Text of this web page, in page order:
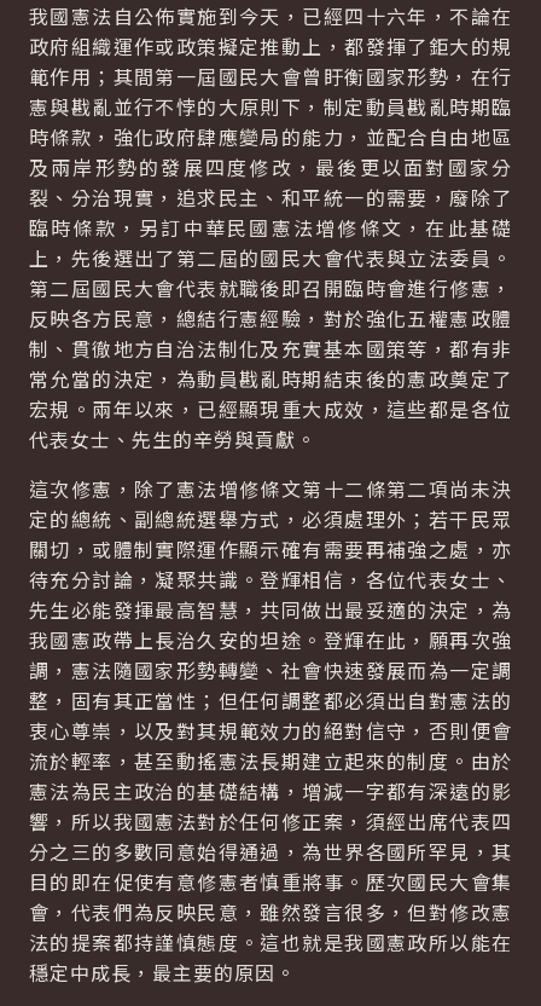
我國憲法自公佈實施到今天，已經四十六年，不論在
政府組織運作或政策擬定推動上，都發揮了鉅大的規
範作用；其間第一屆國民大會曾盱衡國家形勢，在行
憲與戡亂並行不悖的大原則下，制定動員戡亂時期臨
時條款，強化政府肆應變局的能力，並配合自由地區
及兩岸形勢的發展四度修改，最後更以面對國家分
裂、分治現實，追求民主、和平統一的需要，廢除了
臨時條款，另訂中華民國憲法增修條文，在此基礎
上，先後選出了第二屆的國民大會代表與立法委員。
第二屆國民大會代表就職後即召開臨時會進行修憲，
反映各方民意，總結行憲經驗，對於強化五權憲政體
制、貫徹地方自治法制化及充實基本國策等，都有非
常允當的決定，為動員戡亂時期結束後的憲政奠定了
宏規。兩年以來，已經顯現重大成效，這些都是各位
代表女士、先生的辛勞與貢獻。
這次修憲，除了憲法增修條文第十二條第二項尚未決
定的總統、副總統選舉方式，必須處理外；若干民眾
關切，或體制實際運作顯示確有需要再補強之處，亦
待充分討論，凝聚共識。登輝相信，各位代表女士、
先生必能發揮最高智慧，共同做出最妥適的決定，為
我國憲政帶上長治久安的坦途。登輝在此，願再次強
調，憲法隨國家形勢轉變、社會快速發展而為一定調
整，固有其正當性；但任何調整都必須出自對憲法的
衷心尊崇，以及對其規範效力的絕對信守，否則便會
流於輕率，甚至動搖憲法長期建立起來的制度。由於
憲法為民主政治的基礎結構，增減一字都有深遠的影
響，所以我國憲法對於任何修正案，須經出席代表四
分之三的多數同意始得通過，為世界各國所罕見，其
目的即在促使有意修憲者慎重將事。歷次國民大會集
會，代表們為反映民意，雖然發言很多，但對修改憲
法的提案都持謹慎態度。這也就是我國憲政所以能在
穩定中成長，最主要的原因。